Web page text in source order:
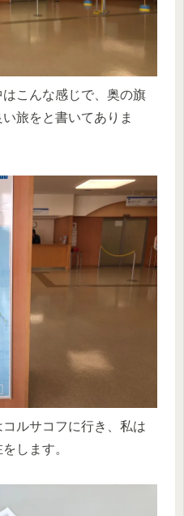
こんな感じで、奥の旗
旅をと書いてありま
ルサコフに行き、私は
します。